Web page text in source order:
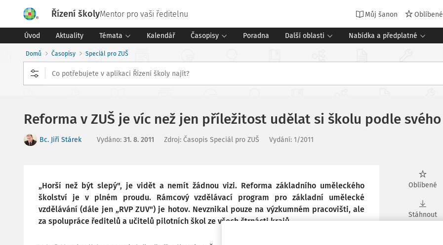
Řízení školyMentor pro vaši ředitelnu Můj šanon Oblíbené
Úvod Aktuality Témata Kalendář Časopisy Poradna Další oblasti Nabídka a předplatné
Domů Časopisy Speciál pro ZUŠ
Reforma v ZUŠ je víc než jen příležitost udělat si školu podle svého
Bc. Jiří Stárek Vydáno: 31. 8. 2011 Zdroj: Časopis Speciál pro ZUŠ Vydání: 1/2011
„Horší než být slepý", je vidět a nemít žádnou vizi. Reforma základního uměleckého
školství je v plném proudu. Rámcový vzdělávací program pro základní umělecké
vzdělávání (dále jen „RVP ZUV") je hotov. Nevznikal pouze na výzkumném pracovišti, ale
za spolupráce ředitelů a učitelů pilotních škol ze všech čtrnácti krajů.
Oblíbené
Stáhnout